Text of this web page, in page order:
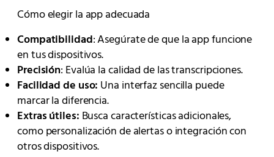
Cómo elegir la app adecuada
Compatibilidad: Asegúrate de que la app funcione
en tus dispositivos.
Precisión: Evalúa la calidad de las transcripciones.
Facilidad de uso: Una interfaz sencilla puede
marcar la diferencia.
Extras útiles: Busca características adicionales,
como personalización de alertas o integración con
otros dispositivos.